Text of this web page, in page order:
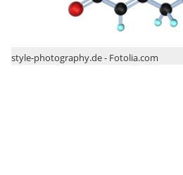
style-photography.de - Fotolia.com